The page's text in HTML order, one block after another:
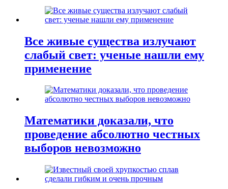
Все живые существа излучают
слабый свет: ученые нашли ему
применение
Математики доказали, что
проведение абсолютно честных
выборов невозможно